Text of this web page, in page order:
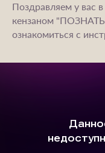
Поздравляем у вас
кензаном
ознакомиться с